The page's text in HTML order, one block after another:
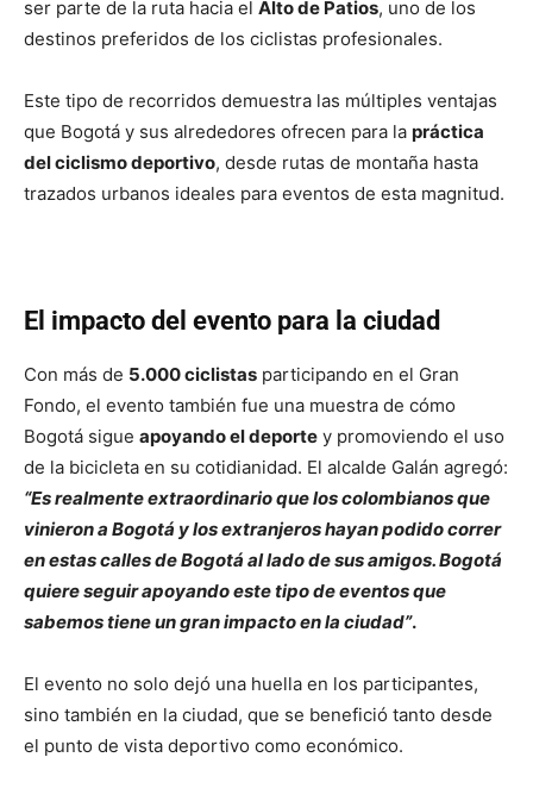
ser parte de la ruta hacia el Alto de Patios, uno de los
destinos preferidos de los ciclistas profesionales.
Este tipo de recorridos demuestra las múltiples ventajas
que Bogotá y sus alrededores ofrecen para la práctica
del ciclismo deportivo, desde rutas de montaña hasta
trazados urbanos ideales para eventos de esta magnitud.
El impacto del evento para la ciudad
Con más de 5.000 ciclistas participando en el Gran
Fondo, el evento también fue una muestra de cómo
Bogotá sigue apoyando el deporte y promoviendo el uso
de la bicicleta en su cotidianidad. El alcalde Galán agregó:
“Es realmente extraordinario que los colombianos que
vinieron a Bogotá y los extranjeros hayan podido correr
en estas calles de Bogotá al lado de sus amigos. Bogotá
quiere seguir apoyando este tipo de eventos que
sabemos tiene un gran impacto en la ciudad”.
El evento no solo dejó una huella en los participantes,
sino también en la ciudad, que se benefició tanto desde
el punto de vista deportivo como económico.